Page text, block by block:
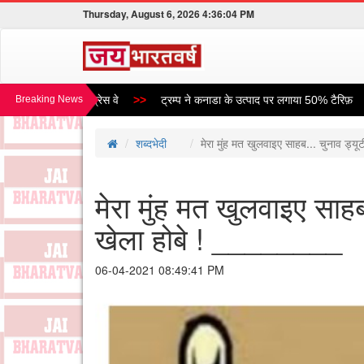
Thursday, August 6, 2026 4:36:05 PM
Breaking News
विंध्य एक्सप्रेस वे ट्रम्प ने कनाडा के उत्पाद पर लगाया 50% टैरिफ़
शब्दभेदी मेरा मुंह मत खुलवाइए साहब... चुनाव
मेरा मुंह मत खुलवाइए
खेला होबे ! ________
06-04-2021 08:49:41 PM